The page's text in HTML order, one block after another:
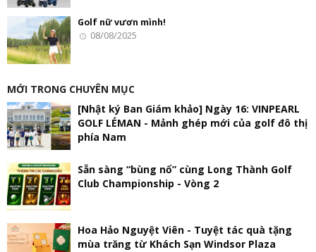
Golf nữ vươn mình!
08/08/2025
MỚI TRONG CHUYÊN MỤC
[Nhật ký Ban Giám khảo] Ngày 16: VINPEARL
GOLF LÉMAN - Mảnh ghép mới của golf đô thị
phía Nam
Sẵn sàng “bùng nổ” cùng Long Thành Golf
Club Championship - Vòng 2
Hoa Hảo Nguyệt Viên - Tuyệt tác quà tặng
mùa trăng từ Khách Sạn Windsor Plaza